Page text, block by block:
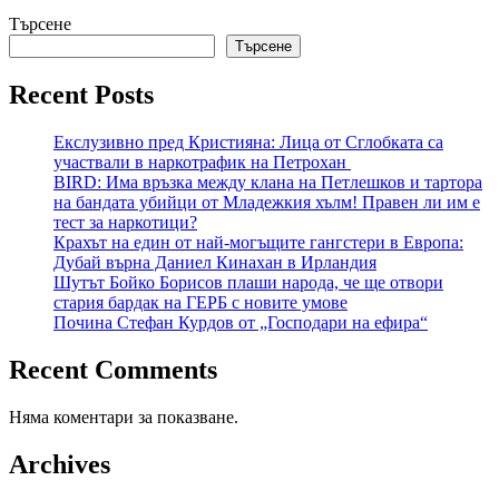
Търсене
Търсене
Recent Posts
Екслузивно пред Кристияна: Лица от Сглобката са
участвали в наркотрафик на Петрохан
BIRD: Има връзка между клана на Петлешков и тартора
на бандата убийци от Младежкия хълм! Правен ли им е
тест за наркотици?
Крахът на един от най-могъщите гангстери в Европа:
Дубай върна Даниел Кинахан в Ирландия
Шутът Бойко Борисов плаши народа, че ще отвори
стария бардак на ГЕРБ с новите умове
Почина Стефан Курдов от „Господари на ефира“
Recent Comments
Няма коментари за показване.
Archives